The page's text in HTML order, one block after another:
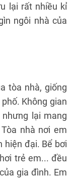
lại rất nhiều kỉ
ngôi nhà của
tòa nhà, giống
Không gian
lại mang
nhà nơi em
hiện đại. Bể bơi
trẻ em... đều
gia đình. Em